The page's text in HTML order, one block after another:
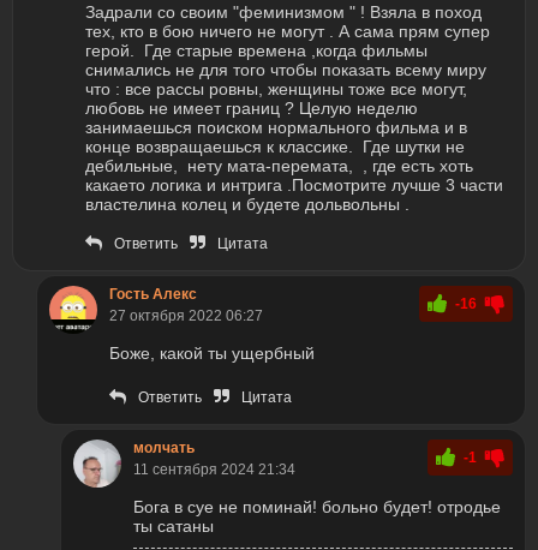
Задрали со своим "феминизмом " ! Взяла в поход
тех, кто в бою ничего не могут . А сама прям супер
герой. Где старые времена ,когда фильмы
снимались не для того чтобы показать всему миру
что : все рассы ровны, женщины тоже все могут,
любовь не имеет границ ? Целую неделю
занимаешься поиском нормального фильма и в
конце возвращаешься к классике. Где шутки не
дебильные, нету мата-перемата, , где есть хоть
какаето логика и интрига .Посмотрите лучше 3 части
властелина колец и будете дольвольны .
Ответить Цитата
Гость Алекс
27 октября 2022 06:27
-16
Боже, какой ты ущербный
Ответить Цитата
молчать
11 сентября 2024 21:34
-1
Бога в суе не поминай! больно будет! отродье
ты сатаны